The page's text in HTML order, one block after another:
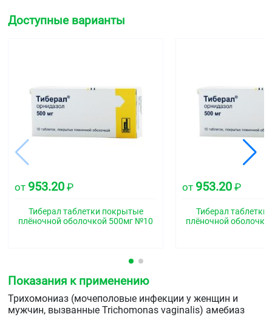
Доступные варианты
от 953.20 ₽
Тиберал таблетки покрытые
плёночной оболочкой 500мг №10
от 953.20 ₽
Тиберал
плёночной
Показания к применению
Трихомониаз (мочеполовые инфекции у женщин и
мужчин, вызванные Trichomonas vaginalis) амебиаз